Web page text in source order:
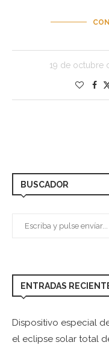
19 de octubre
BUSCADOR
ENTRADAS
Dispositivo especial
el eclipse solar total